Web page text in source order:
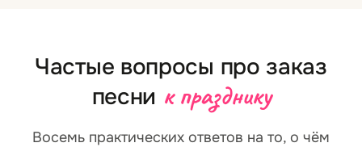
Частые вопросы про заказ
песни к празднику
Восемь практических ответов на то, о чём